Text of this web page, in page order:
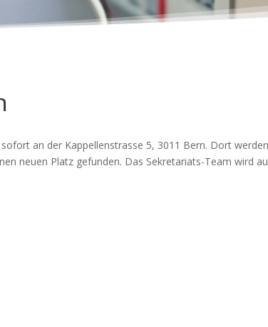
an der Kappellenstrasse 5, 3011 Bern. Dort
neuen Platz gefunden. Das Sekretariats-Team wird